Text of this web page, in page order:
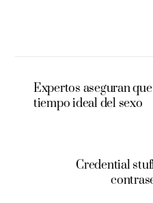
Expertos aseguran
tiempo ideal del sexo
Credential